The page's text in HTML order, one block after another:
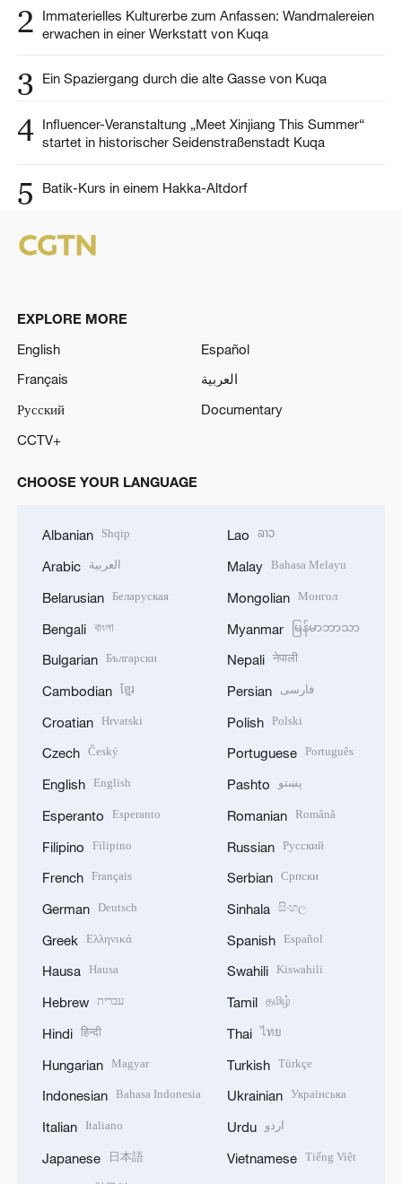
2
Immaterielles Kulturerbe zum Anfassen: Wandmalereien
erwachen in einer Werkstatt von Kuqa
3 Ein Spaziergang durch die alte Gasse von Kuqa
4 Influencer-Veranstaltung „Meet Xinjiang This Summer“
startet in historischer Seidenstraßenstadt Kuqa
5 Batik-Kurs in einem Hakka-Altdorf
EXPLORE MORE
English
Español
Français
العربية
Русский
Documentary
CCTV+
CHOOSE YOUR LANGUAGE
Albanian Shqip
Arabic العربية
Belarusian Беларуская
Bengali বাংলা
Bulgarian Български
Cambodian ខ្មែរ
Croatian Hrvatski
Czech Český
English English
Esperanto Esperanto
Filipino Filipino
French Français
German Deutsch
Greek Ελληνικά
Hausa Hausa
Hebrew עברית
Hindi हिन्दी
Hungarian Magyar
Indonesian Bahasa Indonesia
Italian Italiano
Japanese 日本語
Lao ລາວ
Malay Bahasa Melayu
Mongolian Монгол
Myanmar မြန်မာဘာသာ
Nepali नेपाली
Persian فارسی
Polish Polski
Portuguese Português
Pashto پښتو
Romanian Română
Russian Русский
Serbian Српски
Sinhala සිංහල
Spanish Español
Swahili Kiswahili
Tamil தமிழ்
Thai ไทย
Turkish Türkçe
Ukrainian Українська
Urdu اردو
Vietnamese Tiếng Việt